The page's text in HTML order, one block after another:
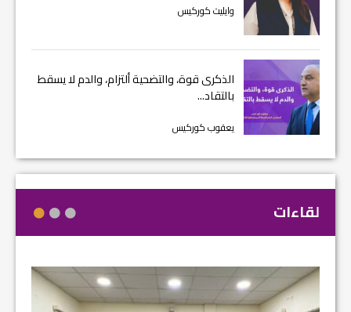
وايليت كوركيس
الذكرى قوة، والتضحية ألتزام، والدم لا يسقط
بالتقاد...
يعقوب كوركيس
لقاءات